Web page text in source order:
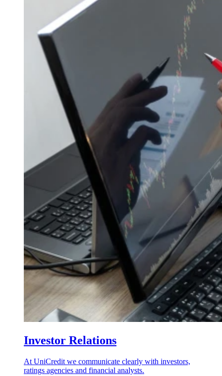
Investor Relations
At UniCredit we communicate clearly with investors,
ratings agencies and financial analysts.